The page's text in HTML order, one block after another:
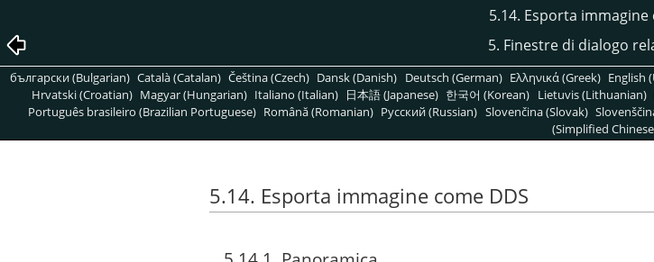
5.14. Esporta immagine
5. Finestre di dialogo
български (Bulgarian) Català (Catalan) Čeština (Czech) Dansk (Danish) Deutsch (German) Ελληνικά (Greek) English
Hrvatski (Croatian) Magyar (Hungarian) Italiano (Italian) 日本語 (Japanese) 한국어 (Korean) Lietuvis (Lithuanian)
Português brasileiro (Brazilian Portuguese) Română (Romanian) Pусский (Russian) Slovenčina (Slovak)
(Simplified
5.14. Esporta immagine come DDS